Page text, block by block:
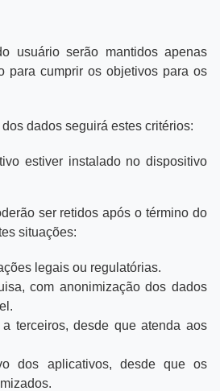
usuário serão mantidos apenas
para cumprir os objetivos para os
dados seguirá estes critérios:
estiver instalado no dispositivo
ser retidos após o término do
situações:
legais ou regulatórias.
com anonimização dos dados
a terceiros, desde que atenda aos
dos aplicativos, desde que os